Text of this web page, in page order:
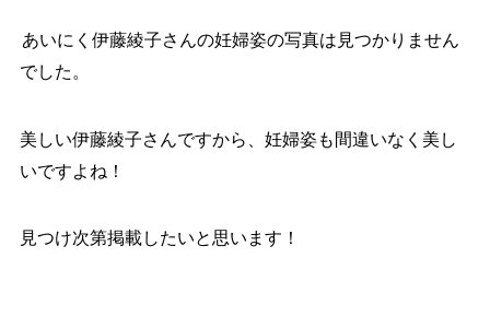
あいにく伊藤綾子さんの妊婦姿の写真は見つかりません
でした。
美しい伊藤綾子さんですから、妊婦姿も間違いなく美し
いですよね！
見つけ次第掲載したいと思います！